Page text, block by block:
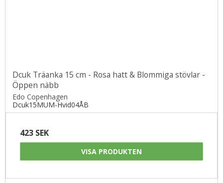
Dcuk Träanka 15 cm - Rosa hatt & Blommiga stövlar -
Öppen näbb
Edo Copenhagen
Dcuk15MUM-Hvid04ÅB
423 SEK
VISA PRODUKTEN